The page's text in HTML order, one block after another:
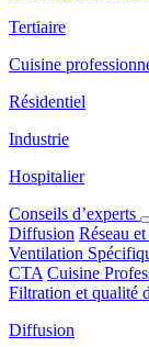
Tertiaire
Cuisine
Résidentiel
Industrie
Hospitalier
Conseils d’experts
Diffusion Réseau
Ventilation
CTA Cuisine
Filtration et qualité
Diffusion